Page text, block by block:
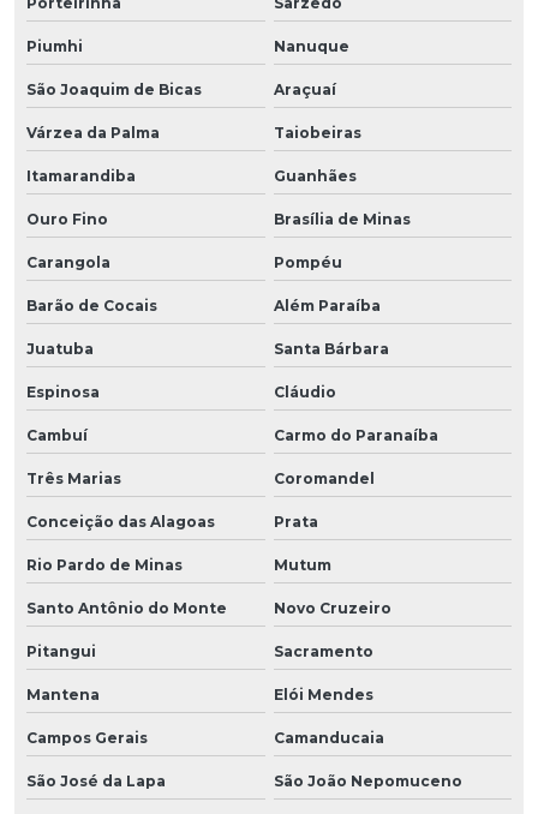
Piumhi Nanuque
São Joaquim de Bicas Araçuaí
Várzea da Palma Taiobeiras
Itamarandiba Guanhães
Ouro Fino Brasília de Minas
Carangola Pompéu
Barão de Cocais Além Paraíba
Juatuba Santa Bárbara
Espinosa Cláudio
Cambuí Carmo do Paranaíba
Três Marias Coromandel
Conceição das Alagoas Prata
Rio Pardo de Minas Mutum
Santo Antônio do Monte Novo Cruzeiro
Pitangui Sacramento
Mantena Elói Mendes
Campos Gerais Camanducaia
São José da Lapa São João Nepomuceno